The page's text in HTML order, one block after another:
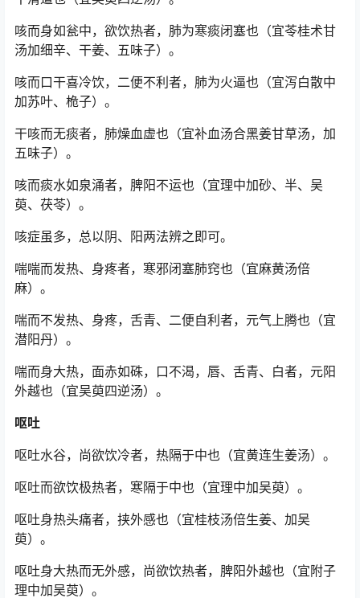
咳而身如瓮中，欲饮热者，肺为寒痰闭塞也（宜苓桂术甘
汤加细辛、干姜、五味子）。
咳而口干喜冷饮，二便不利者，肺为火逼也（宜泻白散中
加苏叶、桅子）。
干咳而无痰者，肺燥血虚也（宜补血汤合黑姜甘草汤，加
五味子）。
咳而痰水如泉涌者，脾阳不运也（宜理中加砂、半、吴
萸、茯苓）。
咳症虽多，总以阴、阳两法辨之即可。
喘喘而发热、身疼者，寒邪闭塞肺窍也（宜麻黄汤倍
麻）。
喘而不发热、身疼，舌青、二便自利者，元气上腾也（宜
潜阳丹）。
喘而身大热，面赤如硃，口不渴，唇、舌青、白者，元阳
外越也（宜吴萸四逆汤）。
呕吐
呕吐水谷，尚欲饮冷者，热隔于中也（宜黄连生姜汤）。
呕吐而欲饮极热者，寒隔于中也（宜理中加吴萸）。
呕吐身热头痛者，挟外感也（宜桂枝汤倍生姜、加吴
萸）。
呕吐身大热而无外感，尚欲饮热者，脾阳外越也（宜附子
理中加吴萸）。